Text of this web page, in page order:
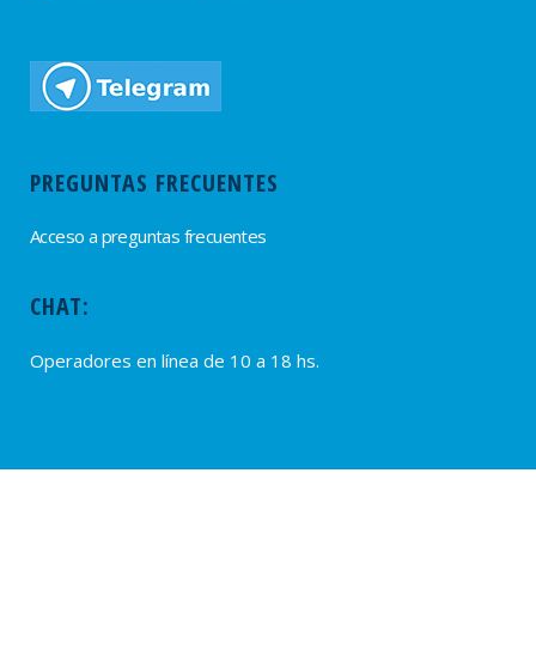
PREGUNTAS FRECUENTES
Acceso a preguntas frecuentes
CHAT:
Operadores en línea de 10 a 18 hs.
PROVEEDORES